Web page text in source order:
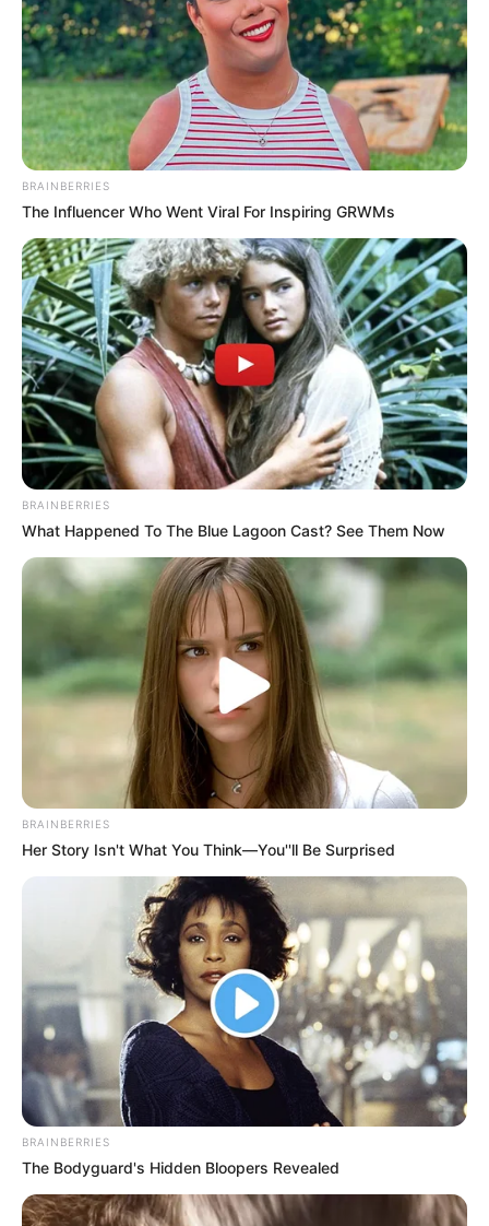
Discover 15 Surprising Things Forbidden By The
Bible
Brainberries
The Bodyguard's Hidden Bloopers Revealed
Brainberries
What Happened To The Blue Lagoon Cast? See
Brainberries